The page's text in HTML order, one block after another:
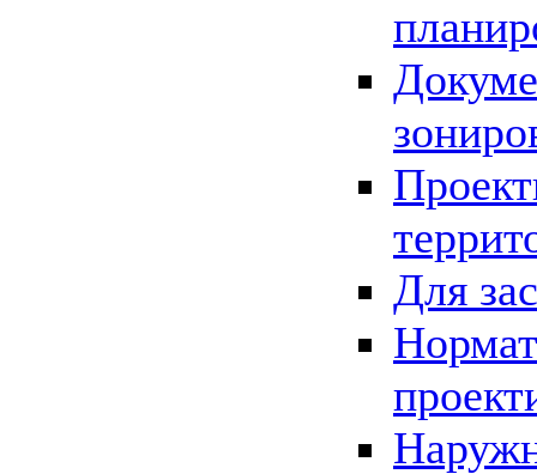
Для